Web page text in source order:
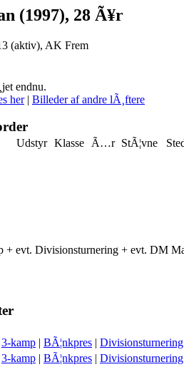
(1997), 28 Ã¥r
(aktiv), AK Frem
endnu.
her| Billeder af andre lÃ¸ftere
Udstyr Klasse Ã…r StÃ¦vne
evt. Divisionsturnering + evt. DM
3-kamp | BÃ¦nkpres | Divisionsturnering
3-kamp | BÃ¦nkpres | Divisionsturnering